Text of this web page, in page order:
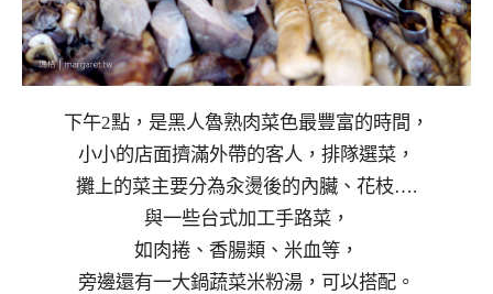
下午2點，是黑人魯熟肉菜色最豐富的時間，
小小的店面擠滿外帶的客人，排隊選菜，
攤上的菜主要分為汆燙後的內臟、花枝….
與一些台式加工手路菜，
如肉捲、香腸類、米血等，
旁邊還有一大鍋蔬菜米粉湯，可以搭配。